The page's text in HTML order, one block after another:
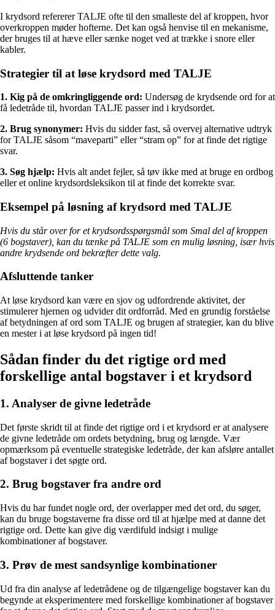
I krydsord refererer TALJE ofte til den smalleste del af kroppen, hvor
overkroppen møder hofterne. Det kan også henvise til en mekanisme,
der bruges til at hæve eller sænke noget ved at trække i snore eller
kabler.
Strategier til at løse krydsord med TALJE
1. Kig på de omkringliggende ord: Undersøg de krydsende ord for at
få ledetråde til, hvordan TALJE passer ind i krydsordet.
2. Brug synonymer: Hvis du sidder fast, så overvej alternative udtryk
for TALJE såsom “maveparti” eller “stram op” for at finde det rigtige
svar.
3. Søg hjælp: Hvis alt andet fejler, så tøv ikke med at bruge en ordbog
eller et online krydsordsleksikon til at finde det korrekte svar.
Eksempel på løsning af krydsord med TALJE
Hvis du står over for et krydsordsspørgsmål som Smal del af kroppen
(6 bogstaver), kan du tænke på TALJE som en mulig løsning, især hvis
andre krydsende ord bekræfter dette valg.
Afsluttende tanker
At løse krydsord kan være en sjov og udfordrende aktivitet, der
stimulerer hjernen og udvider dit ordforråd. Med en grundig forståelse
af betydningen af ord som TALJE og brugen af strategier, kan du blive
en mester i at løse krydsord på ingen tid!
Sådan finder du det rigtige ord med
forskellige antal bogstaver i et krydsord
1. Analyser de givne ledetråde
Det første skridt til at finde det rigtige ord i et krydsord er at analysere
de givne ledetråde om ordets betydning, brug og længde. Vær
opmærksom på eventuelle strategiske ledetråde, der kan afsløre antallet
af bogstaver i det søgte ord.
2. Brug bogstaver fra andre ord
Hvis du har fundet nogle ord, der overlapper med det ord, du søger,
kan du bruge bogstaverne fra disse ord til at hjælpe med at danne det
rigtige ord. Dette kan give dig værdifuld indsigt i mulige
kombinationer af bogstaver.
3. Prøv de mest sandsynlige kombinationer
Ud fra din analyse af ledetrådene og de tilgængelige bogstaver kan du
begynde at eksperimentere med forskellige kombinationer af bogstaver